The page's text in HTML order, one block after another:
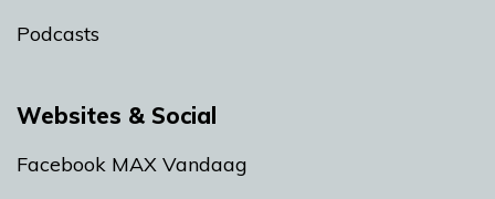
Podcasts
Websites & Social
Facebook MAX Vandaag